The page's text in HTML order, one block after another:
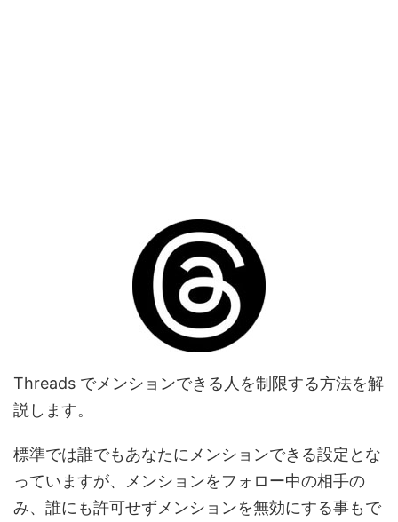
Threads でメンションできる人を制限する方法を解
説します。
標準では誰でもあなたにメンションできる設定とな
っていますが、メンションをフォロー中の相手の
み、誰にも許可せずメンションを無効にする事もで